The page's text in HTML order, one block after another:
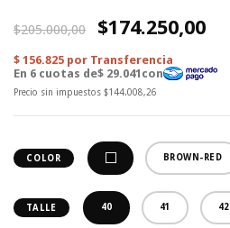
$205.000,00 $174.250,00
Precio sin impuestos $144.008,26
COLOR BROWN-RED
TALLE 40 41 42